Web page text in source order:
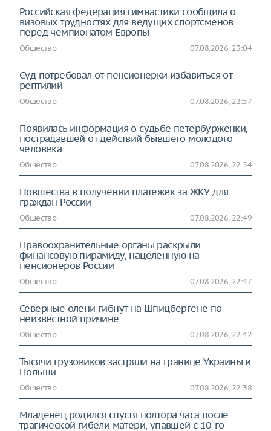
Российская федерация гимнастики сообщила о
визовых трудностях для ведущих спортсменов
перед чемпионатом Европы
Общество 07.08.2026, 23:04
Суд потребовал от пенсионерки избавиться от
рептилий
Общество 07.08.2026, 22:57
Появилась информация о судьбе петербурженки,
пострадавшей от действий бывшего молодого
человека
Общество 07.08.2026, 22:54
Новшества в получении платежек за ЖКУ для
граждан России
Общество 07.08.2026, 22:49
Правоохранительные органы раскрыли
финансовую пирамиду, нацеленную на
пенсионеров России
Общество 07.08.2026, 22:47
Северные олени гибнут на Шпицбергене по
неизвестной причине
Общество 07.08.2026, 22:42
Тысячи грузовиков застряли на границе Украины и
Польши
Общество 07.08.2026, 22:38
Младенец родился спустя полтора часа после
трагической гибели матери, упавшей с 10-го